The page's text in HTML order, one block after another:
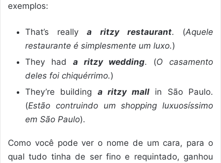
exemplos:
That’s reallya ritzy restaurant. (Aquele
restaurante é simplesmente um luxo.)
They had a ritzy wedding. (O casamento
deles foi chiquérrimo.)
They’re building a ritzy mall in São Paulo.
(Estão contruindo um shopping luxuosíssimo
em São Paulo).
Como você pode ver o nome de um cara, para o
qual tudo tinha de ser fino e requintado, ganhou